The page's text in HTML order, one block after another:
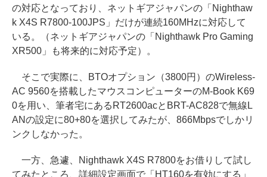
の対応となっており、ネットギアジャパンの「Nighthaw
k X4S R7800-100JPS」だけが連続160MHzに対応して
いる。（ネットギアジャパンの「Nighthawk Pro Gaming
XR500」も将来的に対応予定）。
そこで実際に、BTOオプション（3800円）のWireless-
AC 9560を搭載したマウスコンピューターのM-Book K69
0を用い、筆者宅にあるRT2600acとBRT-AC828で無線L
ANの設定に80+80を選択してみたが、866Mbpsでしかリ
ンクしなかった。
一方、急遽、Nighthawk X4S R7800をお借りして試し
てみたところ、詳細設定画面で「HT160を有効にする」